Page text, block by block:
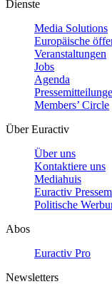
Dienste
Media Solutions
Europäische
Veranstaltungen
Jobs
Agenda
Members’ Circle
Über Euractiv
Über uns
Kontaktiere uns
Mediahuis
Euractiv
Politische
Abos
Euractiv Pro
Newsletters